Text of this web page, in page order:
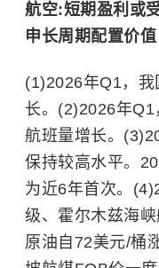
航空:短期盈利或
申长周期配置价值
(1)2026年Q1，
长。(2)2026年
航班量增长。
保持较高水平。
为近6年首次。
级、 霍尔木兹海峡
原油自72美元/桶